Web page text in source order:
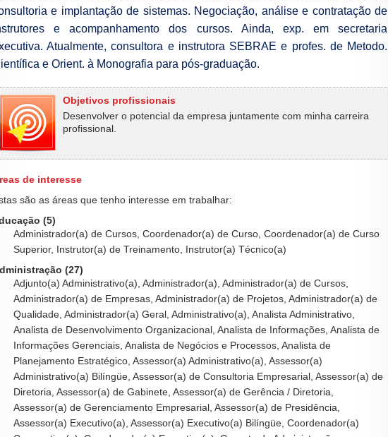
e implantação de sistemas. Negociação, análise e contratação de
e acompanhamento dos cursos. Ainda, exp. em secretaria
Atualmente, consultora e instrutora SEBRAE e profes. de Metodo.
e Orient. à Monografia para pós-graduação.
Objetivos profissionais
Desenvolver o potencial da empresa juntamente com minha carreira
profissional.
de interesse
são as áreas que tenho interesse em trabalhar:
(5)
Administrador(a) de Cursos, Coordenador(a) de Curso, Coordenador(a) de Curso
Superior, Instrutor(a) de Treinamento, Instrutor(a) Técnico(a)
(27)
Adjunto(a) Administrativo(a), Administrador(a), Administrador(a) de Cursos,
Administrador(a) de Empresas, Administrador(a) de Projetos, Administrador(a) de
Qualidade, Administrador(a) Geral, Administrativo(a), Analista Administrativo,
Analista de Desenvolvimento Organizacional, Analista de Informações, Analista de
Informações Gerenciais, Analista de Negócios e Processos, Analista de
Planejamento Estratégico, Assessor(a) Administrativo(a), Assessor(a)
Administrativo(a) Bilíngüe, Assessor(a) de Consultoria Empresarial, Assessor(a) de
Diretoria, Assessor(a) de Gabinete, Assessor(a) de Gerência / Diretoria,
Assessor(a) de Gerenciamento Empresarial, Assessor(a) de Presidência,
Assessor(a) Executivo(a), Assessor(a) Executivo(a) Bilíngüe, Coordenador(a)